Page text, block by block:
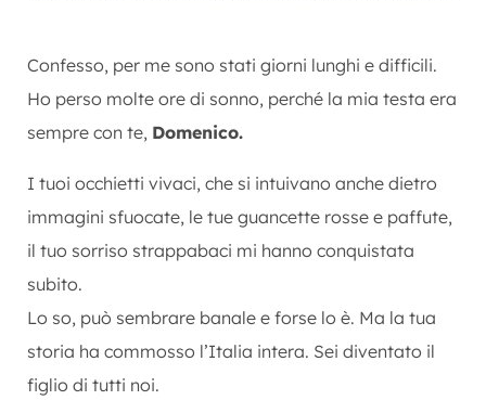
Confesso, per me sono stati giorni lunghi e difficili.
Ho perso molte ore di sonno, perché la mia testa era
sempre con te, Domenico.
I tuoi occhietti vivaci, che si intuivano anche dietro
immagini sfuocate, le tue guancette rosse e paffute,
il tuo sorriso strappabaci mi hanno conquistata
subito.
Lo so, può sembrare banale e forse lo è. Ma la tua
storia ha commosso l’Italia intera. Sei diventato il
figlio di tutti noi.